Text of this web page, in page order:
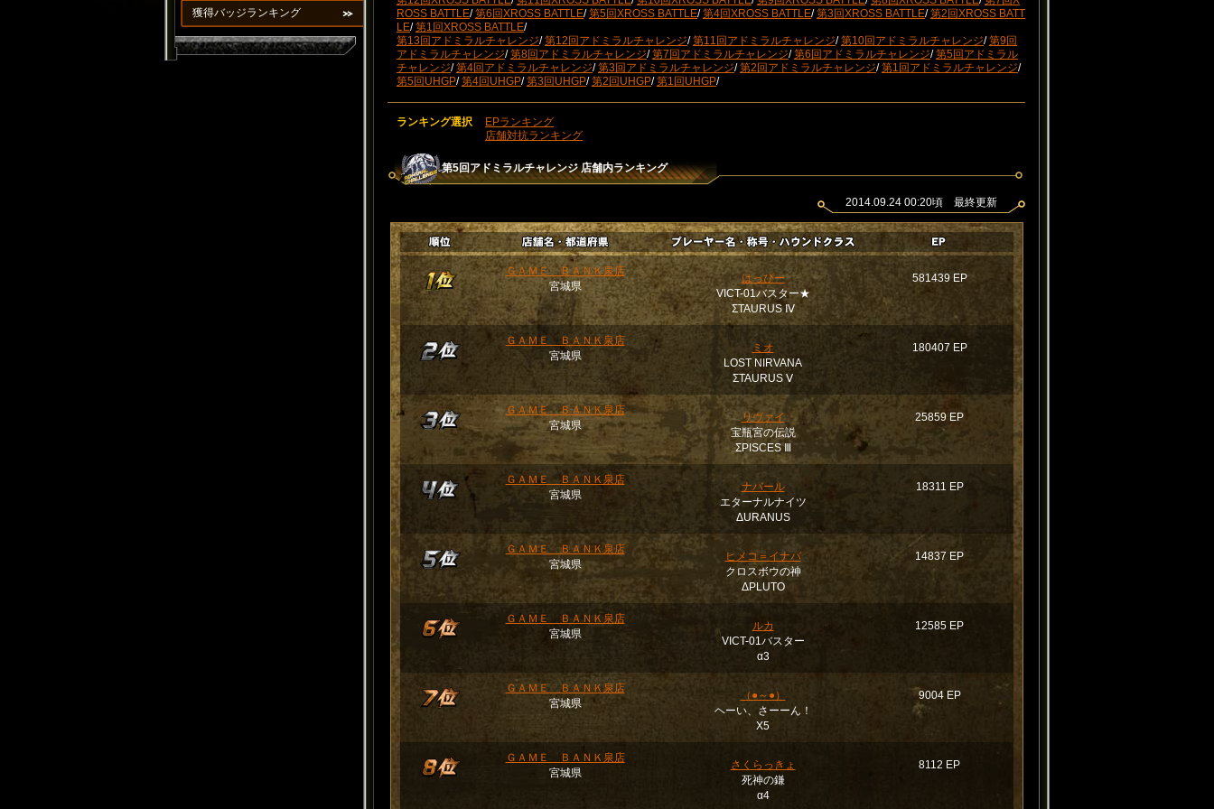
獲得バッジランキング
ROSS BATTLE/第6回XROSS BATTLE/第5回XROSS BATTLE/第4回XROSS BATTLE/第3回XROSS BATTLE/第2回XROSS BATT
LE/第1回XROSS BATTLE/
第13回アドミラルチャレンジ/第12回アドミラルチャレンジ/第11回アドミラルチャレンジ/第10回アドミラルチャレンジ/第9回
アドミラルチャレンジ/第8回アドミラルチャレンジ/第7回アドミラルチャレンジ/第6回アドミラルチャレンジ/第5回アドミラル
チャレンジ/第4回アドミラルチャレンジ/第3回アドミラルチャレンジ/第2回アドミラルチャレンジ/第1回アドミラルチャレンジ/
第5回UHGP/第4回UHGP/第3回UHGP/第2回UHGP/第1回UHGP/
ランキング選択
EPランキング
店舗対抗ランキング
第5回アドミラルチャレンジ店舗内ランキング
2014.09.24 00:20頃 最終更新
ＧＡＭＥ ＢＡＮＫ泉店
宮城県
はっぴー
VICT-01バスター★
ΣTAURUS Ⅳ
581439 EP
ＧＡＭＥ ＢＡＮＫ泉店
宮城県
ミオ
LOST NIRVANA
ΣTAURUS Ⅴ
180407 EP
ＧＡＭＥ ＢＡＮＫ泉店
宮城県
リヴァイ
宝瓶宮の伝説
ΣPISCES Ⅲ
25859 EP
ＧＡＭＥ ＢＡＮＫ泉店
宮城県
ナバール
エターナルナイツ
ΔURANUS
18311 EP
ＧＡＭＥ ＢＡＮＫ泉店
宮城県
ヒメコ＝イナバ
クロスボウの神
ΔPLUTO
14837 EP
ＧＡＭＥ ＢＡＮＫ泉店
宮城県
ルカ
VICT-01バスター
α3
12585 EP
ＧＡＭＥ ＢＡＮＫ泉店
宮城県
（●～●）
ヘーい、さーーん！
Χ5
9004 EP
ＧＡＭＥ ＢＡＮＫ泉店
宮城県
さくらっきょ
死神の鎌
α4
8112 EP